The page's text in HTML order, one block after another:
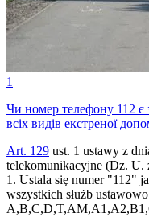
1
Чи номер телефону 112 є
всіх видів екстреної
Art. 129 ust. 1 ustawy z
telekomunikacyjne (Dz. U.
1. Ustala się numer "112"
wszystkich służb